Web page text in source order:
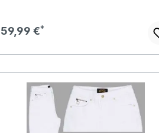
Regulärer Preis:
59,99 €